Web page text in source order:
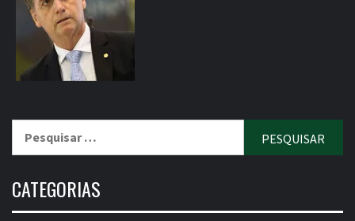
CATEGORIAS